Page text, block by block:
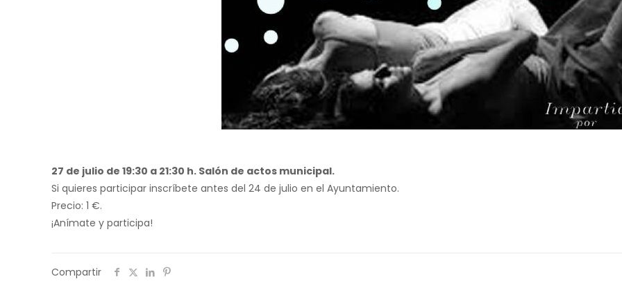
27 de julio de 19:30 a 21:30 h. Salón de actos municipal.
Si quieres participar inscríbete antes del 24 de julio en el Ayuntamiento.
Precio: 1 €.
¡Anímate y participa!
Compartir